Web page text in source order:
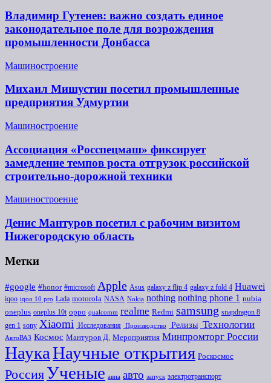
Владимир Гутенев: важно создать единое
законодательное поле для возрождения
промышленности Донбасса
Машиностроение
Михаил Мишустин посетил промышленные
предприятия Удмуртии
Машиностроение
Ассоциация «Росспецмаш» фиксирует
замедление темпов роста отгрузок российской
строительно-дорожной техники
Машиностроение
Денис Мантуров посетил с рабочим визитом
Нижегородскую область
Метки
#google #honor #microsoft Apple Asus galaxy z flip 4 galaxy z fold 4 Huawei
iqoo iqoo 10 pro Lada motorola NASA Nokia nothing nothing phone 1 nubia
oneplus oneplus 10t oppo qualcomm realme Redmi samsung snapdragon 8
gen 1 sony Xiaomi Исследования Производство Релизы Технологии
АвтоВАЗ Космос Мантуров Д. Мероприятия Минпромторг России
НаукаНаучные открытия Роскосмос
Россия Ученые авиа авто запуск электротранспорт